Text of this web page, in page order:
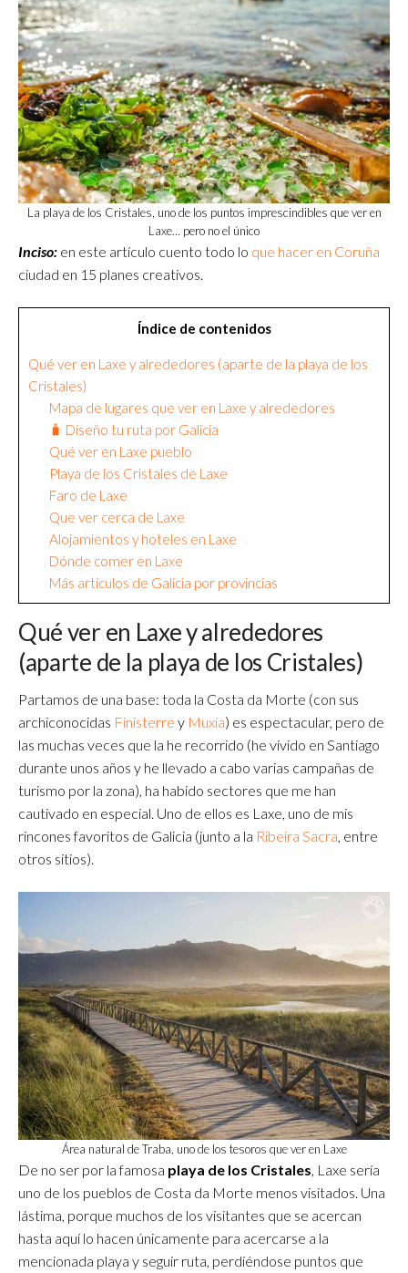
La playa de los Cristales, uno de los puntos imprescindibles que ver en
Laxe… pero no el único
Inciso: en este artículo cuento todo lo que hacer en Coruña
ciudad en 15 planes creativos.
Índice de contenidos
Qué ver en Laxe y alrededores (aparte de la playa de los
Cristales)
Mapa de lugares que ver en Laxe y alrededores
🧳 Diseño tu ruta por Galicia
Qué ver en Laxe pueblo
Playa de los Cristales de Laxe
Faro de Laxe
Que ver cerca de Laxe
Alojamientos y hoteles en Laxe
Dónde comer en Laxe
Más artículos de Galicia por provincias
Qué ver en Laxe y alrededores
(aparte de la playa de los Cristales)
Partamos de una base: toda la Costa da Morte (con sus
archiconocidas Finisterre y Muxía) es espectacular, pero de
las muchas veces que la he recorrido (he vivido en Santiago
durante unos años y he llevado a cabo varias campañas de
turismo por la zona), ha habido sectores que me han
cautivado en especial. Uno de ellos es Laxe, uno de mis
rincones favoritos de Galicia (junto a la Ribeira Sacra , entre
otros sitios).
Área natural de Traba, uno de los tesoros que ver en Laxe
De no ser por la famosa playa de los Cristales , Laxe sería
uno de los pueblos de Costa da Morte menos visitados. Una
lástima, porque muchos de los visitantes que se acercan
hasta aquí lo hacen únicamente para acercarse a la
mencionada playa y seguir ruta, perdiéndose puntos que